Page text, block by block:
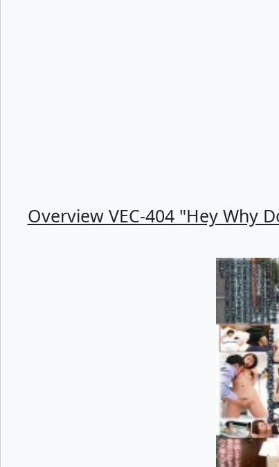
Overview VEC-404 "Hey Why